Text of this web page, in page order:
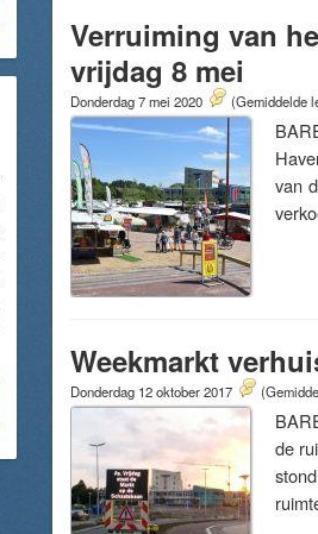
Verruiming van
vrijdag 8 mei
Donderdag 7 mei 2020 (Gemiddelde
van
Weekmarkt
Donderdag 12 oktober 2017
de